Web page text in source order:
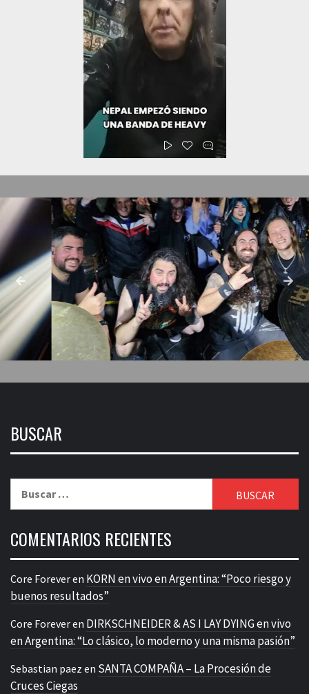
BUSCAR
COMENTARIOS RECIENTES
Core Foreveren KORN en vivo en Argentina: “Poco riesgo y
buenos resultados”
Core Foreveren DIRKSCHNEIDER & AS I LAY DYING en vivo
en Argentina: “Lo clásico, lo moderno y una misma pasión”
Sebastian paez en SANTA COMPAÑA – La Procesión de
Cruces Ciegas